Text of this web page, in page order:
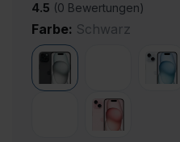
4.5 (0 Bewertungen)
Farbe: Schwarz